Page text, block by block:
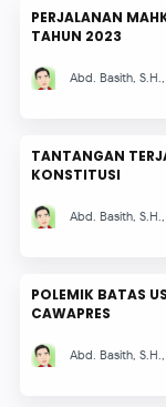
PERJALANAN
TAHUN 2023
Abd. Basith,
TANTANGAN
KONSTITUSI
Abd. Basith,
POLEMIK BATAS
CAWAPRES
Abd. Basith,